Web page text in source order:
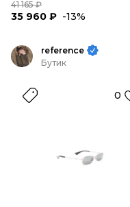
41 165 ₽
35 960 ₽ -13%
reference
Бутик
0